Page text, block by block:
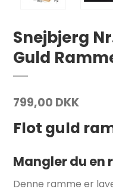
Snejbjerg
Guld
799,00 DKK
Flot guld
Mangler du en
Denne ramme er